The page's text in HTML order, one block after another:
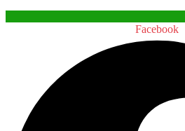
Facebook